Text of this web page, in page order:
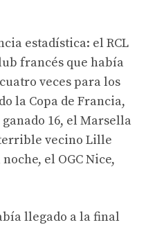
estadística: el RCL
francés que había
veces para los
la Copa de Francia,
16, el Marsella
vecino Lille
el OGC Nice,
llegado a la final